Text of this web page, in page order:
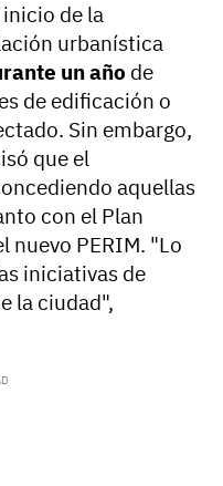
de la
urbanística
un año de
de edificación o
Sin embargo,
que el
aquellas
con el Plan
nuevo PERIM. "Lo
iniciativas de
la ciudad",